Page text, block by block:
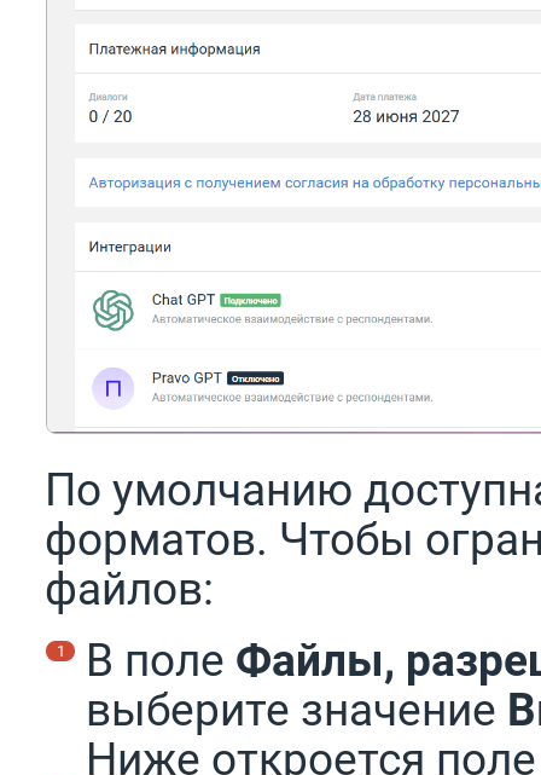
По умолчанию
форматов. Чтобы
файлов:
В поле Файлы,
выберите значение
Ниже откроется